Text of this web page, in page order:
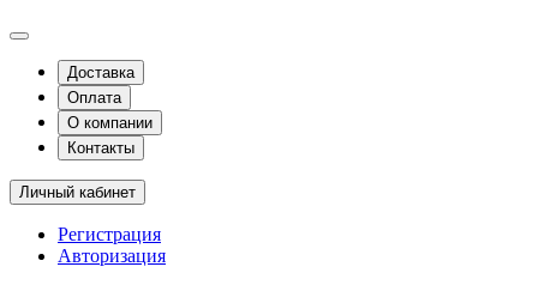
Доставка
Оплата
О компании
Контакты
Личный кабинет
Регистрация
Авторизация